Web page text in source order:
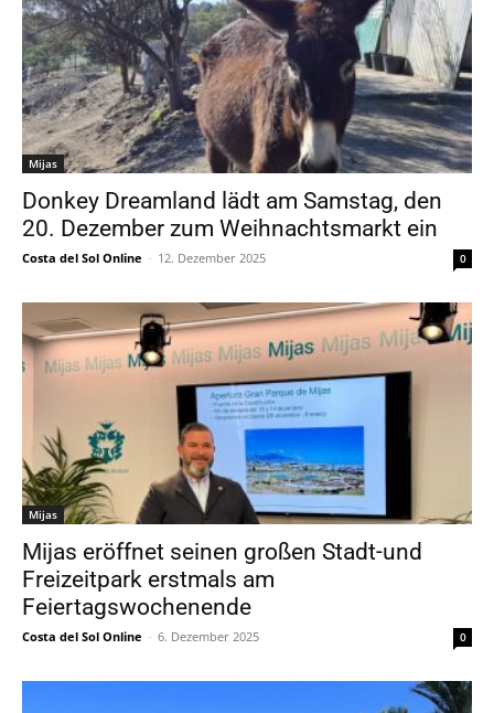
Mijas
Donkey Dreamland lädt am Samstag, den
20. Dezember zum Weihnachtsmarkt ein
Costa del Sol Online - 12. Dezember 2025 0
Mijas
Mijas eröffnet seinen großen Stadt-und
Freizeitpark erstmals am
Feiertagswochenende
Costa del Sol Online - 6. Dezember 2025 0